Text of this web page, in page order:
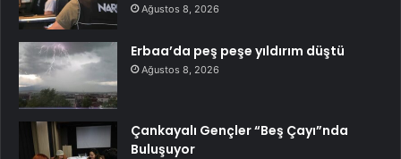
Ağustos 8, 2026
Erbaa’da peş peşe yıldırım düştü
Ağustos 8, 2026
Çankayalı Gençler “Beş Çayı”nda
Buluşuyor